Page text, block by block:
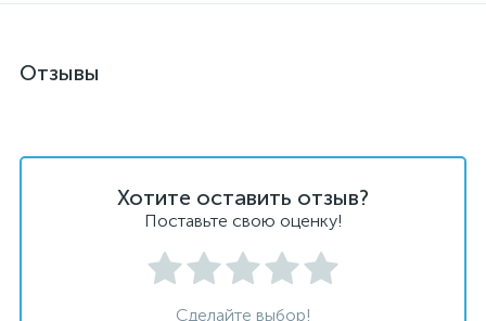
Отзывы
Хотите оставить отзыв?
Поставьте свою оценку!
Сделайте выбор!